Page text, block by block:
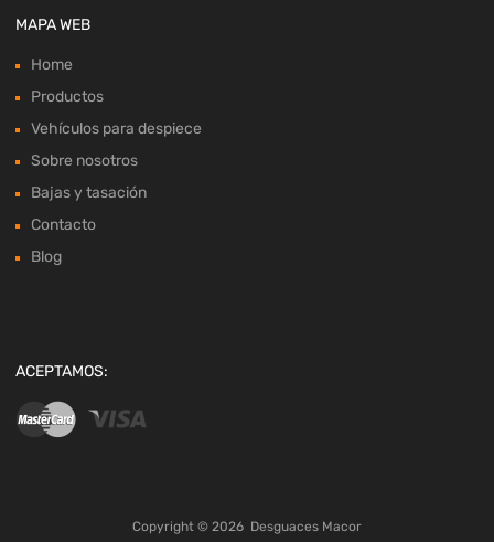
MAPA WEB
Home
Productos
Vehículos para despiece
Sobre nosotros
Bajas y tasación
Contacto
Blog
ACEPTAMOS:
Copyright © 2026 Desguaces Macor